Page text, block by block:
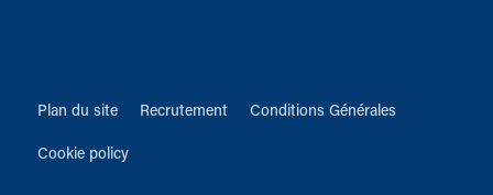
Plan du site Recrutement Conditions Générales
Cookie policy